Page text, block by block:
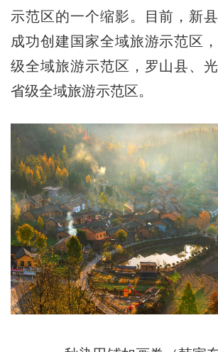
示范区的一个缩影。目前，新
成功创建国家全域旅游示范区
级全域旅游示范区，罗山县、
省级全域旅游示范区。